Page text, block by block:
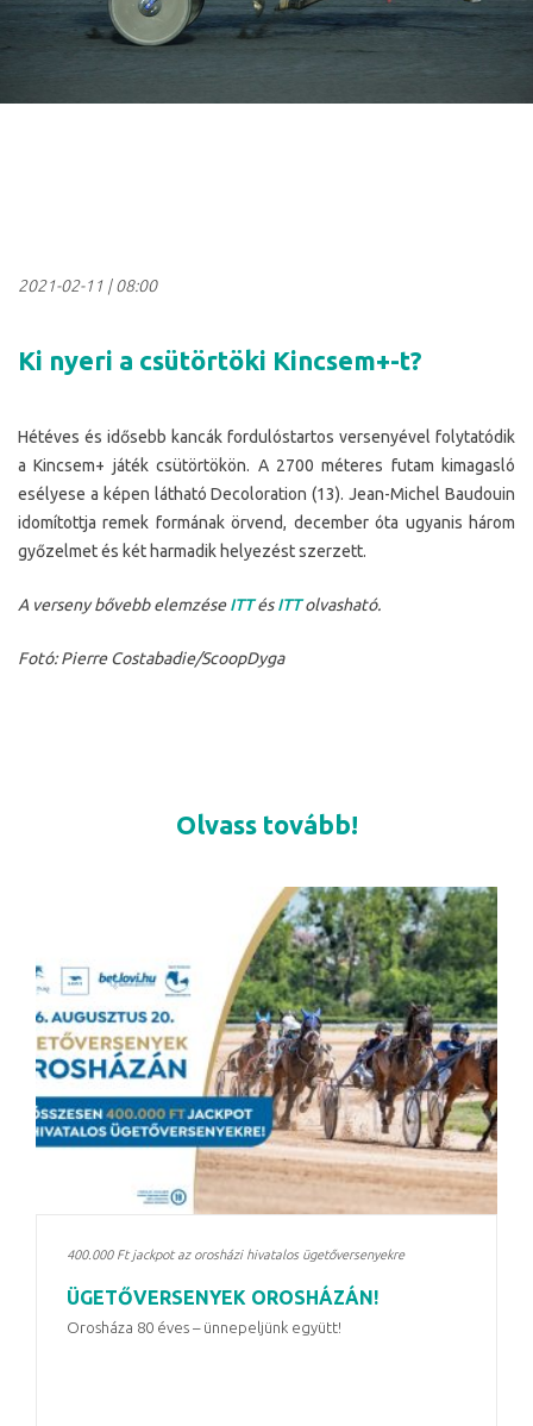
2021-02-11 |08:00
Ki nyeri a csütörtöki Kincsem+-t?
Hétéves és idősebb kancák fordulóstartos versenyével folytatódik
a Kincsem+ játék csütörtökön. A 2700 méteres futam kimagasló
esélyese a képen látható Decoloration (13). Jean-Michel Baudouin
idomítottja remek formának örvend, december óta ugyanis három
győzelmet és két harmadik helyezést szerzett.
A verseny bővebb elemzéseITTésITTolvasható.
Fotó: Pierre Costabadie/ScoopDyga
Olvass tovább!
400.000 Ft jackpot az orosházi hivatalos ügetőversenyekre
ÜGETŐVERSENYEK OROSHÁZÁN!
Orosháza 80 éves – ünnepeljünk együtt!